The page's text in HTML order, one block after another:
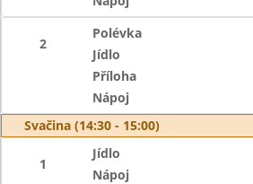
2
Polévka
Jídlo
Příloha
Nápoj
Svačina (14:30 - 15:00)
1
Jídlo
Nápoj